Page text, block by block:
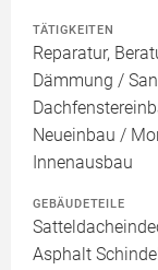
TÄTIGKEITEN
Reparatur,
Dämmung /
Neueinbau /
Innenausbau
GEBÄUDETEILE
Asphalt